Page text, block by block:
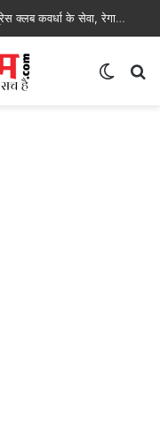
बोल बम” के जयघोष मं शिवभक्त मन ला जिला प्रेस क्लब कवर्धा के सेवा, रेगाखार चौक मं स्वल्पाहार पाय के गदगद होइस पदयात्री